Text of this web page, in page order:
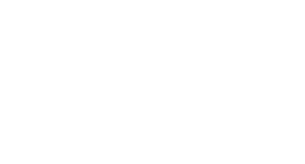
地产前融项目投
体、能源类项